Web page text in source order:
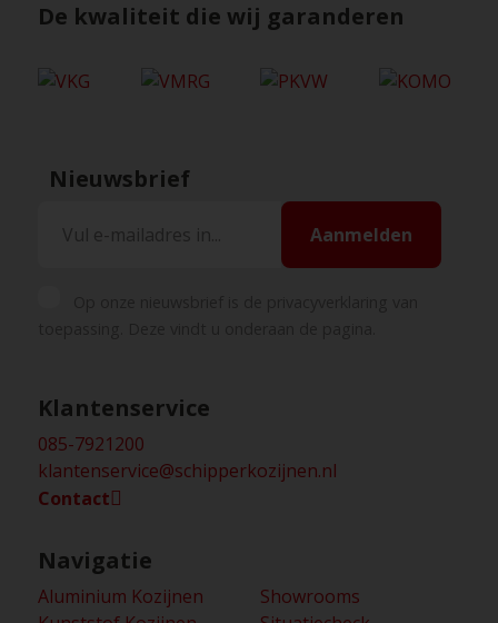
De kwaliteit die wij garanderen
Nieuwsbrief
Aanmelden
Klantenservice
085-7921200
klantenservice@schipperkozijnen.nl
Contact
Navigatie
Aluminium Kozijnen
Showrooms